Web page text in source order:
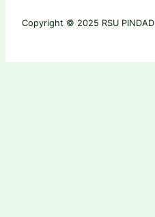
Copyright © 2025 RSU PINDAD